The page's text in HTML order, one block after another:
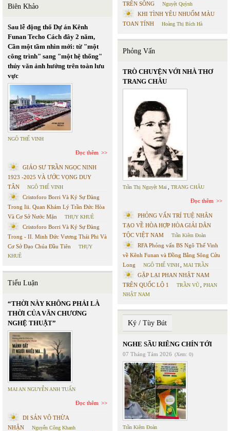
Biên Khảo
Sau lễ động thổ Dự án Kênh
Funan Techo Cách đây 2 năm,
Cần một tầm nhìn mới: từ "một
công trình" sang "một hệ thống"
thủy văn ảnh hưởng trên toàn lưu
vực
NGÔ THẾ VINH
Đọc thêm
GIÁO SƯ TRẦN NGỌC NINH
1923 -2025 VÀ ƯỚC VỌNG DUY
TÂN
NGÔ THẾ VINH
Cristoforo Borri Và Ký Sự Đàng
Trong Iii. Quan Khám Lý Trần Đức Hòa
Và Cơ Sở Nước Mặn
THỤY KHUÊ
Cristoforo Borri Và Ký Sự Đàng
Trong - II. Minh Đức Vương Thái Phi Và
Cơ Sở Đạo Chúa Đầu Tiên
THỤY
KHUÊ
Tiểu Luận
“THỜI NÀY KHÔNG PHẢI LÀ
THỜI CỦA VĂN CHƯƠNG
NGHỆ THUẬT”
MAI AN NGUYỄN ANH TUẤN
Đọc thêm
DI SẢN VÔ THỪA
NHẬN
Nguyễn Công Khanh
TRÊN SÔNG
Nguyệt Quỳnh
KHI TÌNH YÊU NHUỐM MÀU
TOAN TÍNH
Hoàng Thị Bích Hà
Phỏng Vấn
TRÒ CHUYỆN VỚI NHÀ THƠ
TRANG CHÂU
Trần Thị Nguyệt Mai TRANG CHÂU
Đọc thêm
PHỎNG VẤN TRÍ TUỆ NHÂN
TẠO VỀ HÒA HỢP HÒA GIẢI DÂN
TỘC VIỆT NAM
Trần Kiêm Đoàn
RFA Phỏng vấn BS Ngô Thế Vinh
về Kênh Funan và Đồng Bằng Sông Cửu
Long
NGÔ THẾ VINH MAI TRẦN
GẶP LẠI PHAN NHẬT NAM
TRÊN QUỐC LỘ 1
TRẦN VŨ
PHAN
NHẬT NAM
Ký / Tùy Bút
NGHE SẦU RIÊNG CHÍN TỚI
07 Tháng Tám 2026 (Xem: 0)
Trần Kiêm Đoàn